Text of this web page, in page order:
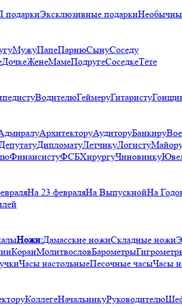
подаркиЭксклюзивные подарки
МужуПапеПарнюСынуСоседу
ДочкеЖенеМамеПодругеСоседкеТёте
ВодителюГеймеруГитаристу
АрхитекторуАудиторуБанкиру
ДипломатуЛетчикуЛогисту
ФинансистуФСБХирургуЧиновнику
На 23 февраляНа ВыпускнойНа
Ножи:Дамасские ножиСкладные ножи
КоранМолитвословБарометры
Часы настольныеПесочные часыЧасы
КоллегеНачальникуРуководителю